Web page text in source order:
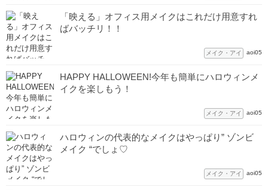
「映える」オフィス用メイクはこれだけ用意すれ
ばバッチリ！！
メイク・アイ aoi05
HAPPY HALLOWEEN!今年も簡単にハロウィンメ
イクを楽しもう！
メイク・アイ aoi05
ハロウィンの代表的なメイクはやっぱり” ゾンビ
メイク “でしょ♡
メイク・アイ aoi05